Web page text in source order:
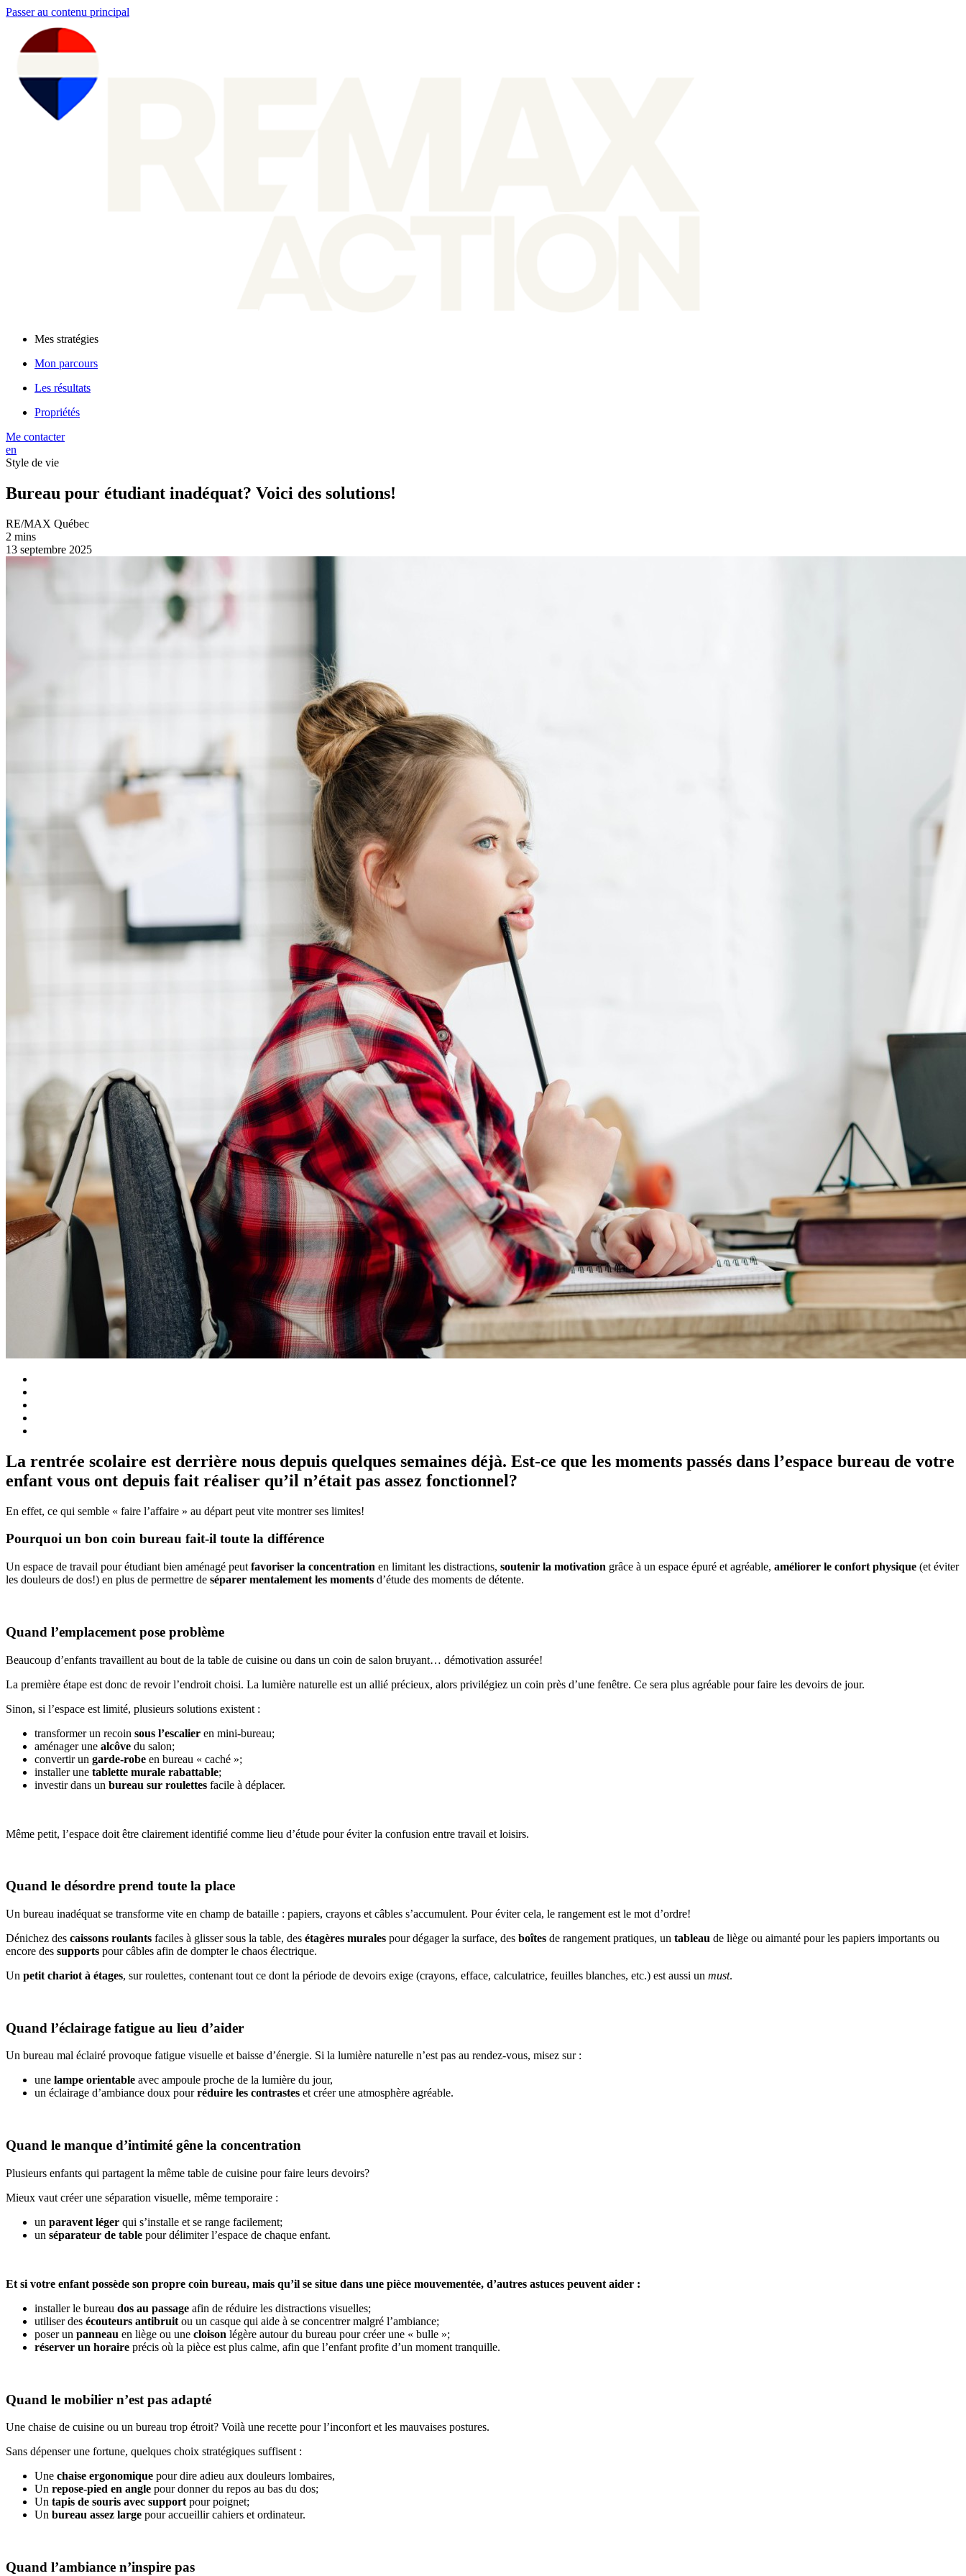
Passer au contenu principal
Mes stratégies
Mon parcours
Les résultats
Propriétés
Me contacter
en
Style de vie
Bureau pour étudiant inadéquat? Voici des solutions!
RE/MAX Québec
2 mins
13 septembre 2025
La rentrée scolaire est derrière nous depuis quelques semaines déjà. Est-ce que les moments passés dans l’espace bureau de votre
enfant vous ont depuis fait réaliser qu’il n’était pas assez fonctionnel?
En effet, ce qui semble « faire l’affaire » au départ peut vite montrer ses limites!
Pourquoi un bon coin bureau fait-il toute la différence
Un espace de travail pour étudiant bien aménagé peut favoriser la concentration en limitant les distractions, soutenir la motivation grâce à un espace épuré et agréable, améliorer le confort physique (et éviter
les douleurs de dos!) en plus de permettre de séparer mentalement les moments d’étude des moments de détente.
Quand l’emplacement pose problème
Beaucoup d’enfants travaillent au bout de la table de cuisine ou dans un coin de salon bruyant… démotivation assurée!
La première étape est donc de revoir l’endroit choisi. La lumière naturelle est un allié précieux, alors privilégiez un coin près d’une fenêtre. Ce sera plus agréable pour faire les devoirs de jour.
Sinon, si l’espace est limité, plusieurs solutions existent :
transformer un recoin sous l’escalier en mini-bureau;
aménager une alcôve du salon;
convertir un garde-robe en bureau « caché »;
installer une tablette murale rabattable;
investir dans un bureau sur roulettes facile à déplacer.
Même petit, l’espace doit être clairement identifié comme lieu d’étude pour éviter la confusion entre travail et loisirs.
Quand le désordre prend toute la place
Un bureau inadéquat se transforme vite en champ de bataille : papiers, crayons et câbles s’accumulent. Pour éviter cela, le rangement est le mot d’ordre!
Dénichez des caissons roulants faciles à glisser sous la table, des étagères murales pour dégager la surface, des boîtes de rangement pratiques, un tableau de liège ou aimanté pour les papiers importants ou
encore des supports pour câbles afin de dompter le chaos électrique.
Un petit chariot à étages, sur roulettes, contenant tout ce dont la période de devoirs exige (crayons, efface, calculatrice, feuilles blanches, etc.) est aussi un must.
Quand l’éclairage fatigue au lieu d’aider
Un bureau mal éclairé provoque fatigue visuelle et baisse d’énergie. Si la lumière naturelle n’est pas au rendez-vous, misez sur :
une lampe orientable avec ampoule proche de la lumière du jour,
un éclairage d’ambiance doux pourréduire les contrastes et créer une atmosphère agréable.
Quand le manque d’intimité gêne la concentration
Plusieurs enfants qui partagent la même table de cuisine pour faire leurs devoirs?
Mieux vaut créer une séparation visuelle, même temporaire :
un paravent léger qui s’installe et se range facilement;
un séparateur de table pour délimiter l’espace de chaque enfant.
Et si votre enfant possède son propre coin bureau, mais qu’il se situe dans une pièce mouvementée, d’autres astuces peuvent aider :
installer le bureau dos au passage afin de réduire les distractions visuelles;
utiliser des écouteurs antibruit ou un casque qui aide à se concentrer malgré l’ambiance;
poser un panneau en liège ou une cloison légère autour du bureau pour créer une « bulle »;
réserver un horaire précis où la pièce est plus calme, afin que l’enfant profite d’un moment tranquille.
Quand le mobilier n’est pas adapté
Une chaise de cuisine ou un bureau trop étroit? Voilà une recette pour l’inconfort et les mauvaises postures.
Sans dépenser une fortune, quelques choix stratégiques suffisent :
Une chaise ergonomique pour dire adieu aux douleurs lombaires,
Un repose-pied en angle pour donner du repos au bas du dos;
Un tapis de souris avec support pour poignet;
Un bureau assez large pour accueillir cahiers et ordinateur.
Quand l’ambiance n’inspire pas